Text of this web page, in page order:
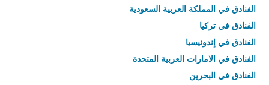
الفنادق في المملكة العربية السعودية
الفنادق في تركيا
الفنادق في إندونيسيا
الفنادق في الامارات العربية المتحدة
الفنادق في البحرين